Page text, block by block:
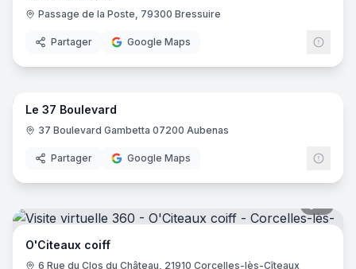
Passage de la Poste, 79300 Bressuire
Partager Google Maps
8
Le 37 Boulevard
37 Boulevard Gambetta 07200 Aubenas‎
Partager Google Maps
O'Citeaux coiff
6 Rue du Clos du Château, 21910 Corcelles-lès-Cîteaux